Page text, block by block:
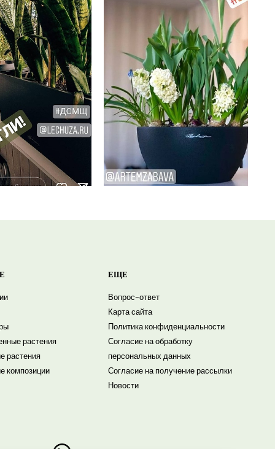
растения
растения
композиции
ЕЩЕ
Вопрос-ответ
Карта сайта
Политика конфиденциальности
Согласие на обработку
персональных данных
Согласие на получение рассылки
Новости